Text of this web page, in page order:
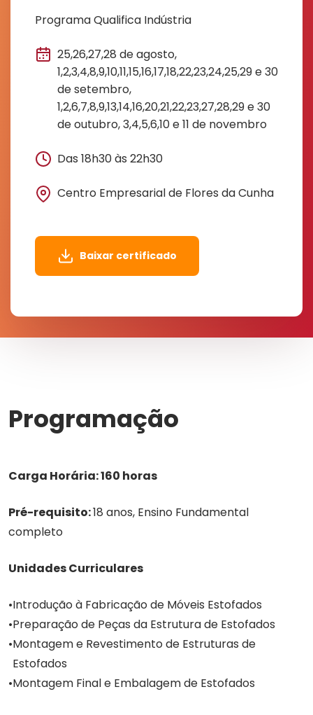
Programa Qualifica Indústria
25,26,27,28 de agosto,
1,2,3,4,8,9,10,11,15,16,17,18,22,23,24,25,29 e 30
de setembro,
1,2,6,7,8,9,13,14,16,20,21,22,23,27,28,29 e 30
de outubro, 3,4,5,6,10 e 11 de novembro
Das 18h30 às 22h30
Centro Empresarial de Flores da Cunha
Baixar certificado
Programação
Carga Horária: 160 horas
Pré-requisito:18 anos, Ensino Fundamental
completo
Unidades Curriculares
Introdução à Fabricação de Móveis Estofados
Preparação de Peças da Estrutura de Estofados
Montagem e Revestimento de Estruturas de
Estofados
Montagem Final e Embalagem de Estofados